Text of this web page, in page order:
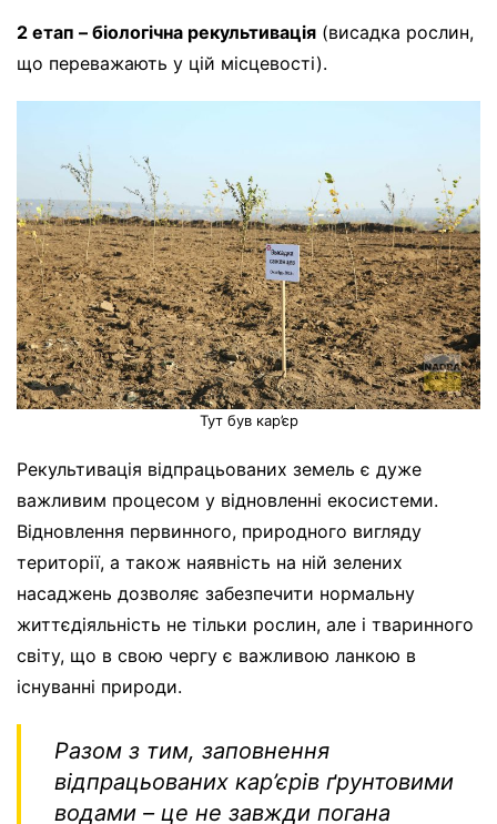
2 етап – біологічна рекультивація (висадка рослин,
що переважають у цій місцевості).
Тут був кар’єр
Рекультивація відпрацьованих земель є дуже
важливим процесом у відновленні екосистеми.
Відновлення первинного, природного вигляду
території, а також наявність на ній зелених
насаджень дозволяє забезпечити нормальну
життєдіяльність не тільки рослин, але і тваринного
світу, що в свою чергу є важливою ланкою в
існуванні природи.
Разом з тим, заповнення
відпрацьованих кар’єрів ґрунтовими
водами – це не завжди погана